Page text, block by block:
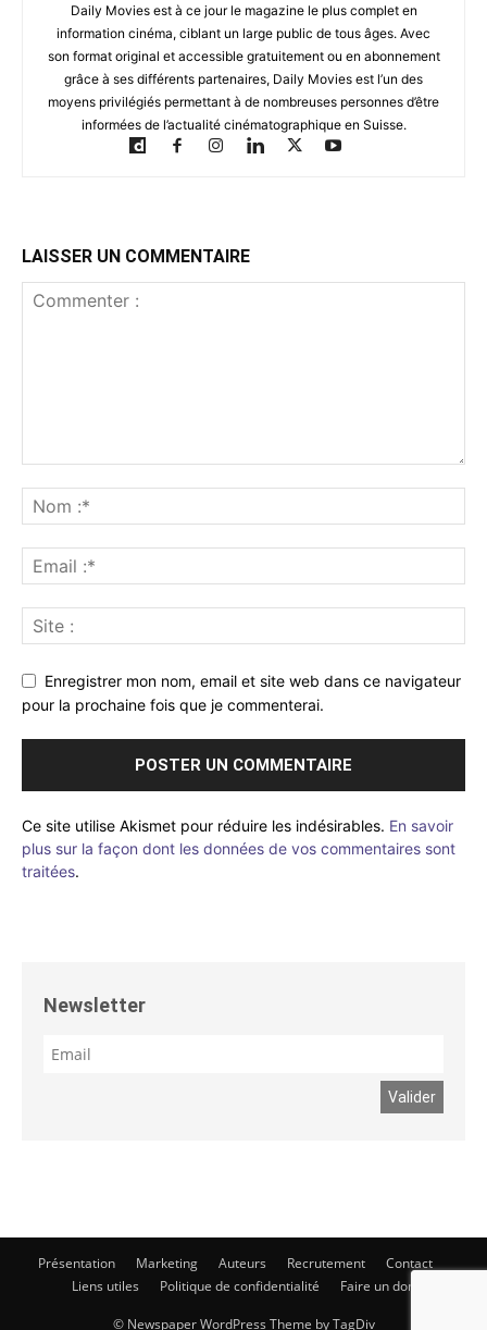
Daily Movies est à ce jour le magazine le plus complet en
information cinéma, ciblant un large public de tous âges. Avec
son format original et accessible gratuitement ou en abonnement
grâce à ses différents partenaires, Daily Movies est l’un des
moyens privilégiés permettant à de nombreuses personnes d’être
informées de l’actualité cinématographique en Suisse.
LAISSER UN COMMENTAIRE
Enregistrer mon nom, email et site web dans ce navigateur
pour la prochaine fois que je commenterai.
Ce site utilise Akismet pour réduire les indésirables. En savoir
plus sur la façon dont les données de vos commentaires sont
traitées.
Newsletter
Présentation Marketing Auteurs Recrutement
Contact
Liens utiles
Politique de confidentialité Faire un don
© Newspaper WordPress Theme by TagDiv